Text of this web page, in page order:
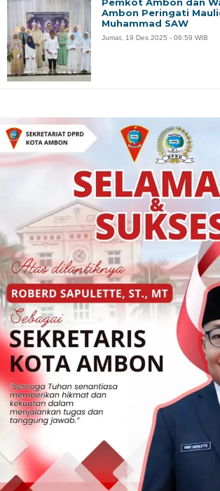
Ambon Peringati
Muhammad SAW
Jumat, 19 Des 2025 - 06:59 WIB